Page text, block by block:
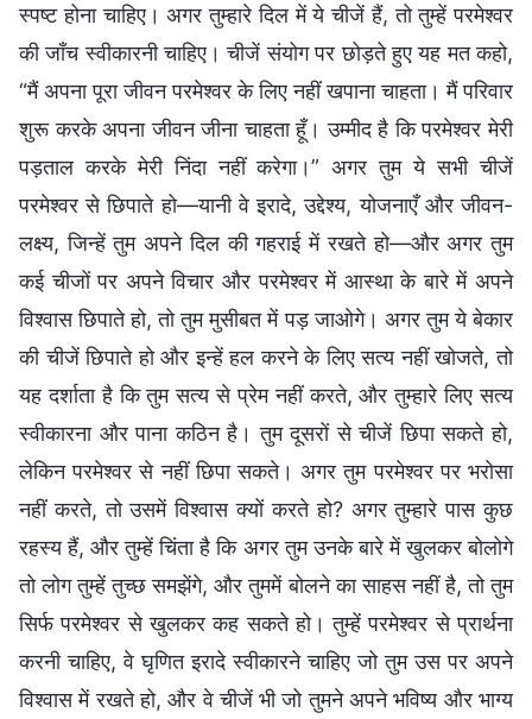
स्पष्ट होना चाहिए। अगर तुम्हारे दिल में ये चीजें हैं, तो तुम्हें परमेश्वर
की जाँच स्वीकारनी चाहिए। चीजें संयोग पर छोड़ते हुए यह मत कहो,
“मैं अपना पूरा जीवन परमेश्वर के लिए नहीं खपाना चाहता। मैं परिवार
शुरू करके अपना जीवन जीना चाहता हूँ। उम्मीद है कि परमेश्वर मेरी
पड़ताल करके मेरी निंदा नहीं करेगा।” अगर तुम ये सभी चीजें
परमेश्वर से छिपाते हो—यानी वे इरादे, उद्देश्य, योजनाएँ और जीवन-
लक्ष्य, जिन्हें तुम अपने दिल की गहराई में रखते हो—और अगर तुम
कई चीजों पर अपने विचार और परमेश्वर में आस्था के बारे में अपने
विश्वास छिपाते हो, तो तुम मुसीबत में पड़ जाओगे। अगर तुम ये बेकार
की चीजें छिपाते हो और इन्हें हल करने के लिए सत्य नहीं खोजते, तो
यह दर्शाता है कि तुम सत्य से प्रेम नहीं करते, और तुम्हारे लिए सत्य
स्वीकारना और पाना कठिन है। तुम दूसरों से चीजें छिपा सकते हो,
लेकिन परमेश्वर से नहीं छिपा सकते। अगर तुम परमेश्वर पर भरोसा
नहीं करते, तो उसमें विश्वास क्यों करते हो? अगर तुम्हारे पास कुछ
रहस्य हैं, और तुम्हें चिंता है कि अगर तुम उनके बारे में खुलकर बोलोगे
तो लोग तुम्हें तुच्छ समझेंगे, और तुममें बोलने का साहस नहीं है, तो तुम
सिर्फ परमेश्वर से खुलकर कह सकते हो। तुम्हें परमेश्वर से प्रार्थना
करनी चाहिए, वे घृणित इरादे स्वीकारने चाहिए जो तुम उस पर अपने
विश्वास में रखते हो, और वे चीजें भी जो तुमने अपने भविष्य और भाग्य